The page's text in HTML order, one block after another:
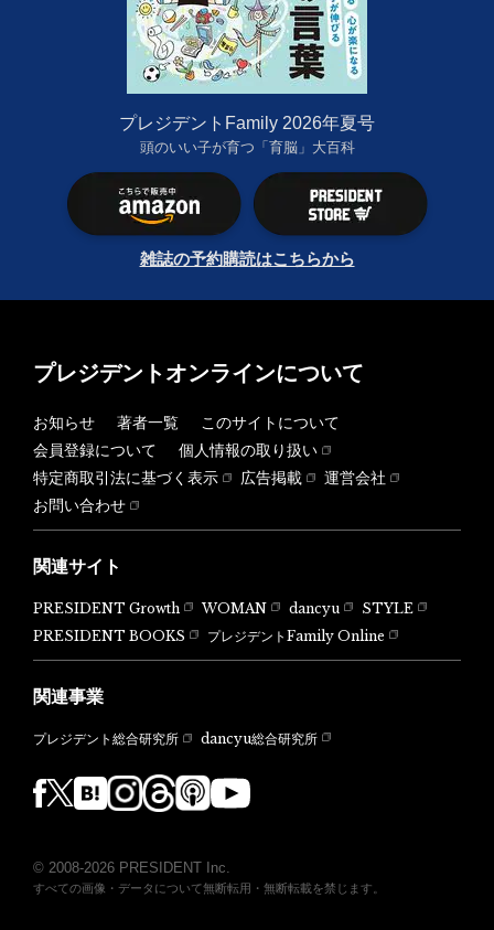
プレジデントFamily 2026年夏号
頭のいい子が育つ「育脳」大百科
雑誌の予約購読はこちらから
プレジデントオンラインについて
お知らせ 著者一覧
このサイトについて
会員登録について
個人情報の取り扱い
特定商取引法に基づく表示
広告掲載
運営会社
お問い合わせ
関連サイト
PRESIDENT Growth WOMAN dancyu
STYLE
PRESIDENT BOOKS
プレジデントFamily Online
関連事業
プレジデント総合研究所 dancyu総合研究所
© 2008-2026 PRESIDENT Inc.
すべての画像・データについて無断転用・無断転載を禁じます。